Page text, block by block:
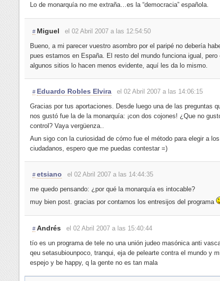
Lo de monarquía no me extraña…es la “democracia” española.
# Miguel
el 02 Abril 2007 a las 12:54:50
Bueno, a mi parecer vuestro asombro por el paripé no debería
pues estamos en España. El resto del mundo funciona igual, pero
algunos sitios lo hacen menos evidente, aquí les da lo mismo.
# Eduardo Robles Elvira
el 02 Abril 2007 a las 14:06:15
Gracias por tus aportaciones. Desde luego una de las preguntas
nos gustó fue la de la monarquía: ¡con dos cojones! ¿Que no
control? Vaya vergüenza..
Aun sigo con la curiosidad de cómo fue el método para elegir a los
ciudadanos, espero que me puedas contestar =)
# etsiano
el 02 Abril 2007 a las 14:44:35
me quedo pensando: ¿por qué la monarquía es intocable?
muy bien post. gracias por contarnos los entresijos del programa
# Andrés
el 02 Abril 2007 a las 15:40:44
tío es un programa de tele no una unión judeo masónica anti
qeu setasubiounpoco, tranqui, eja de pelearte contra el mundo y
espejo y be happy, q la gente no es tan mala